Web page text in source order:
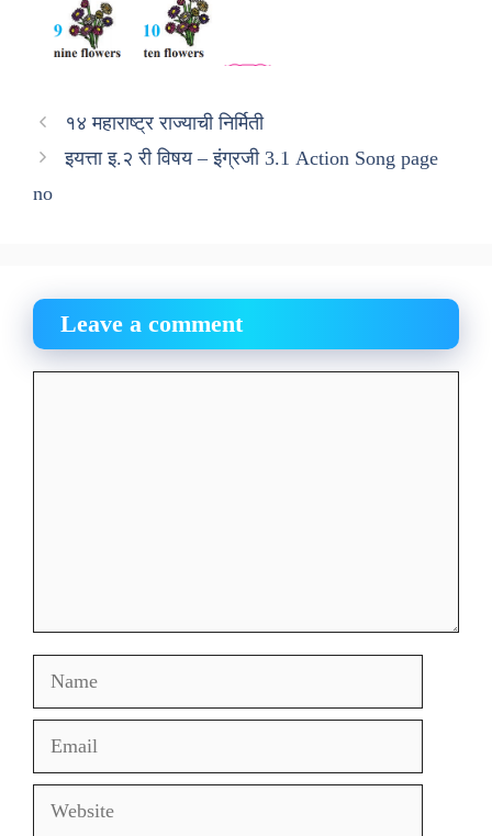
१४ महाराष्ट्र राज्याची निर्मिती
इयत्ता इ.२ री विषय – इंग्रजी 3.1 Action Song page
no
Leave a comment
Name
Email
Website